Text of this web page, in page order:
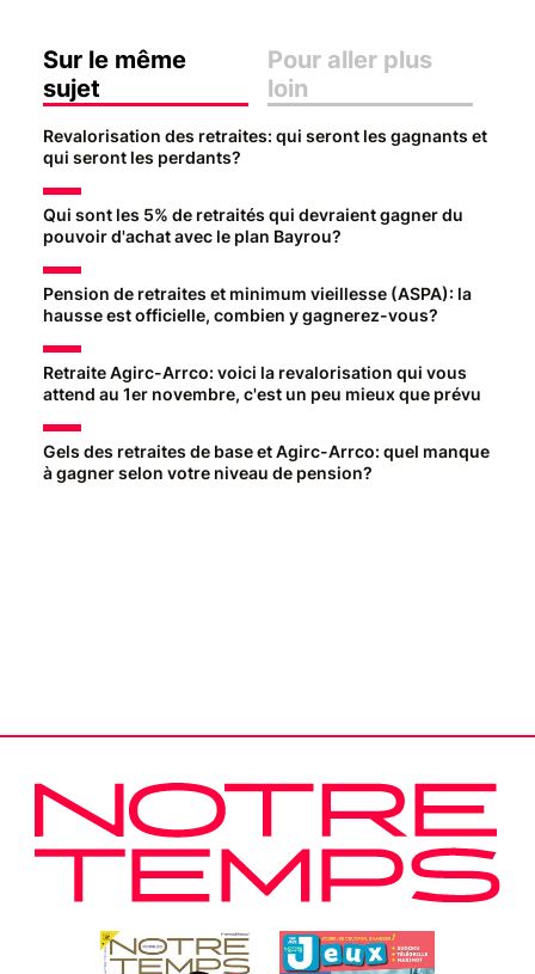
Sur le même
sujet
Pour aller plus
loin
Revalorisation des retraites: qui seront les gagnants et
qui seront les perdants?
Qui sont les 5% de retraités qui devraient gagner du
pouvoir d'achat avec le plan Bayrou?
Pension de retraites et minimum vieillesse (ASPA): la
hausse est officielle, combien y gagnerez-vous?
Retraite Agirc-Arrco: voici la revalorisation qui vous
attend au 1er novembre, c'est un peu mieux que prévu
Gels des retraites de base et Agirc-Arrco: quel manque
à gagner selon votre niveau de pension?